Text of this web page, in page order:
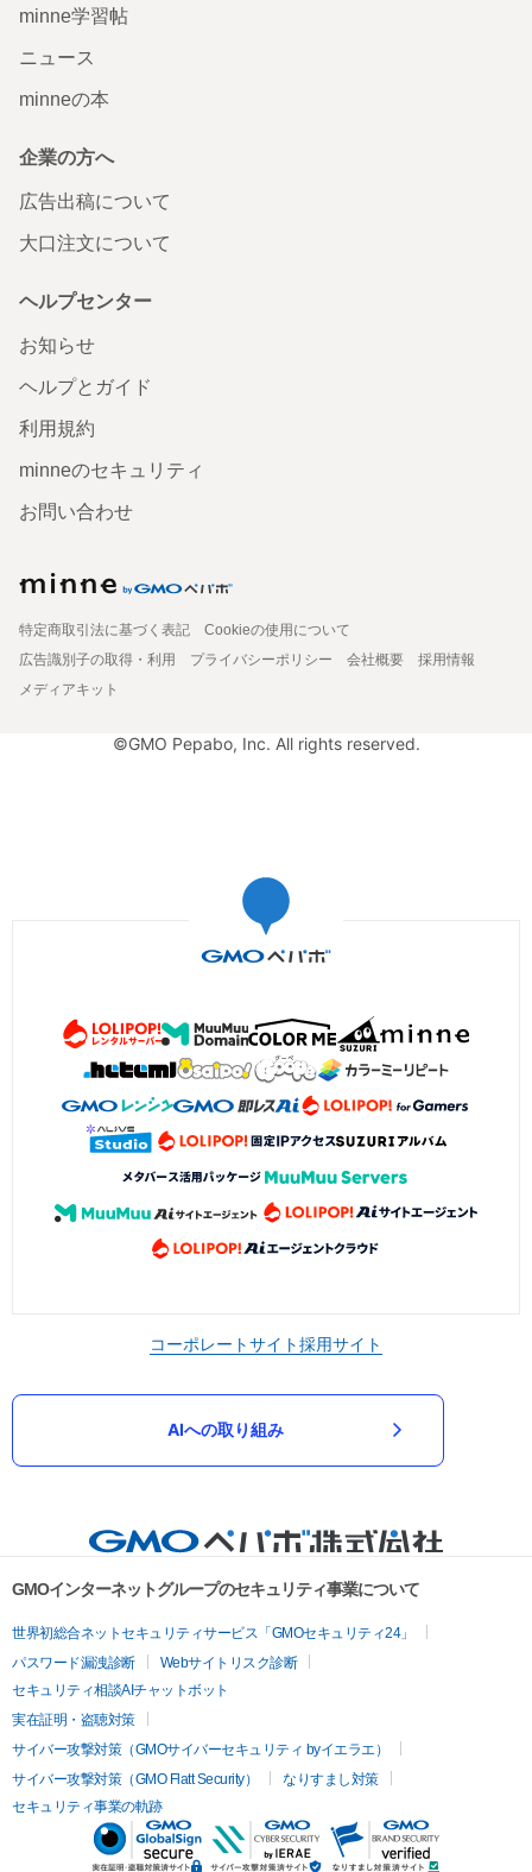
minne学習帖
ニュース
minneの本
企業の方へ
広告出稿について
大口注文について
ヘルプセンター
お知らせ
ヘルプとガイド
利用規約
minneのセキュリティ
お問い合わせ
特定商取引法に基づく表記
Cookieの使用について
広告識別子の取得・利用
プライバシーポリシー 会社概要
採用情報
メディアキット
©GMO Pepabo, Inc. All rights reserved.
コーポレートサイト採用サイト
AIへの取り組み
GMOインターネットグループのセキュリティ事業について
世界初総合ネットセキュリティサービス「GMOセキュリティ24」
パスワード漏洩診断
Webサイトリスク診断
セキュリティ相談AIチャットボット
実在証明・盗聴対策
サイバー攻撃対策（GMOサイバーセキュリティ byイエラエ）
サイバー攻撃対策（GMO Flatt Security）
なりすまし対策
セキュリティ事業の軌跡